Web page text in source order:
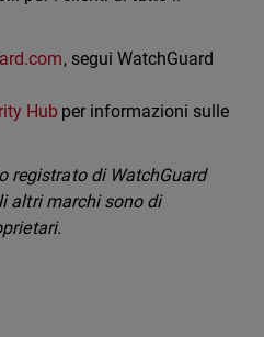
, segui WatchGuard
Hub per informazioni sulle
registrato di WatchGuard
altri marchi sono di